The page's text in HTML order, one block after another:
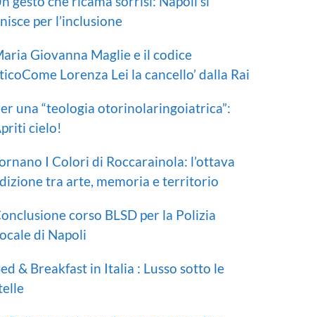
per l’inclusione
Giovanna Maglie e il codice
Lorenza Lei la cancello’ dalla Rai
una “teologia otorinolaringoiatrica”:
cielo!
I Colori di Roccarainola: l’ottava
tra arte, memoria e territorio
corso BLSD per la Polizia
di Napoli
& Breakfast in Italia : Lusso sotto le